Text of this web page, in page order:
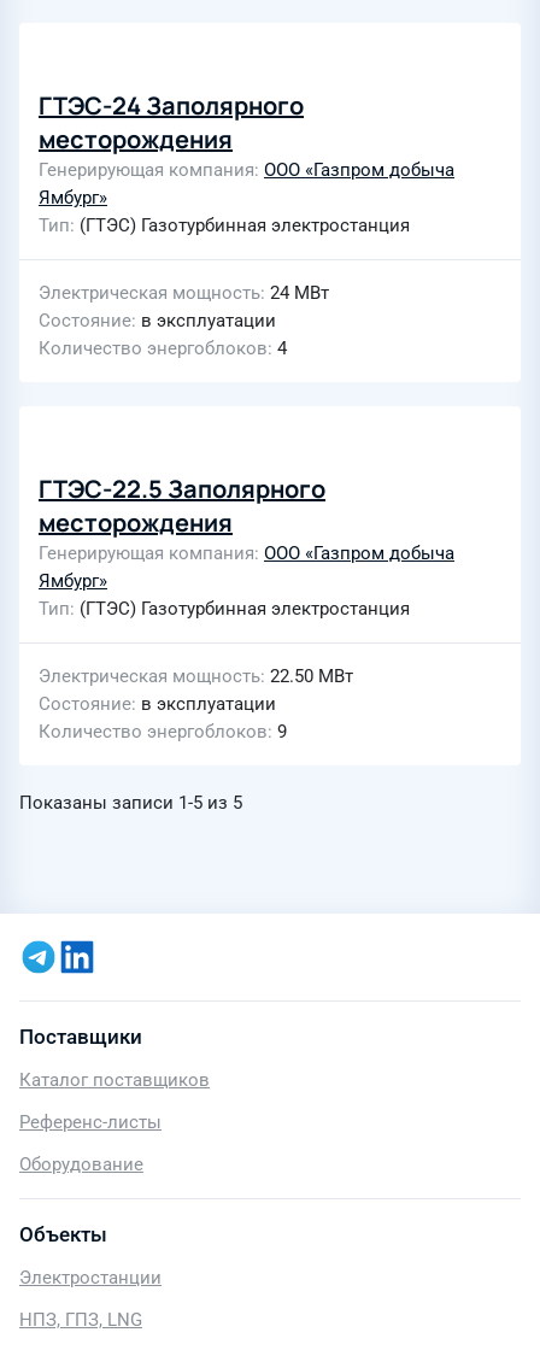
ГТЭС-24 Заполярного
месторождения
Генерирующая компания ООО «Газпром добыча
Ямбург»
Тип (ГТЭС) Газотурбинная электростанция
Электрическая мощность 24 МВт
Состояние в эксплуатации
Количество энергоблоков 4
ГТЭС-22.5 Заполярного
месторождения
Генерирующая компания ООО «Газпром добыча
Ямбург»
Тип (ГТЭС) Газотурбинная электростанция
Электрическая мощность 22.50 МВт
Состояние в эксплуатации
Количество энергоблоков 9
Показаны записи 1-5 из 5
Поставщики
Каталог поставщиков
Референс-листы
Оборудование
Объекты
Электростанции
НПЗ, ГПЗ, LNG